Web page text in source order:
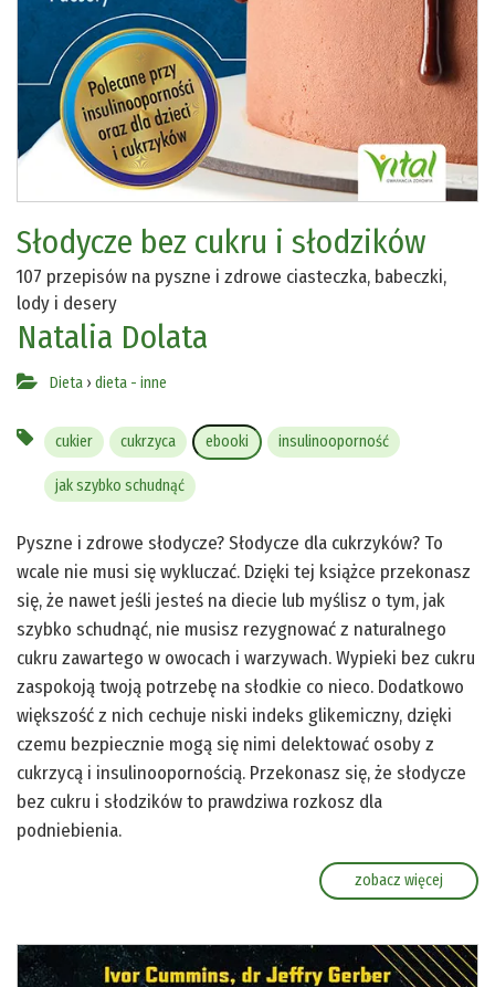
Słodycze bez cukru i słodzików
107 przepisów na pyszne i zdrowe ciasteczka, babeczki,
lody i desery
Natalia Dolata
Dieta › dieta - inne
cukier cukrzyca ebooki insulinooporność
jak szybko schudnąć
Pyszne i zdrowe słodycze? Słodycze dla cukrzyków? To
wcale nie musi się wykluczać. Dzięki tej książce przekonasz
się, że nawet jeśli jesteś na diecie lub myślisz o tym, jak
szybko schudnąć, nie musisz rezygnować z naturalnego
cukru zawartego w owocach i warzywach. Wypieki bez cukru
zaspokoją twoją potrzebę na słodkie co nieco. Dodatkowo
większość z nich cechuje niski indeks glikemiczny, dzięki
czemu bezpiecznie mogą się nimi delektować osoby z
cukrzycą i insulinoopornością. Przekonasz się, że słodycze
bez cukru i słodzików to prawdziwa rozkosz dla
podniebienia.
zobacz więcej